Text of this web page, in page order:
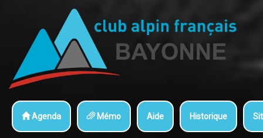
Agenda Mémo Aide Historique